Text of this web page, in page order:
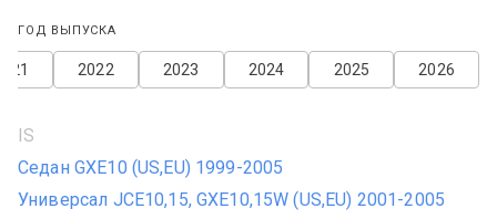
ГОД ВЫПУСКА
2026
2025
2024
2023
2022
IS
Седан GXE10 (US,EU) 1999-2005
Универсал JCE10,15, GXE10,15W (US,EU) 2001-2005